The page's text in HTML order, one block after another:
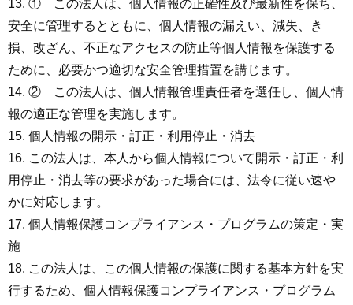
① この法人は、個人情報の正確性及び最新性を保ち、
安全に管理するとともに、個人情報の漏えい、減失、き
損、改ざん、不正なアクセスの防止等個人情報を保護する
ために、必要かつ適切な安全管理措置を講じます。
② この法人は、個人情報管理責任者を選任し、個人情
報の適正な管理を実施します。
個人情報の開示・訂正・利用停止・消去
この法人は、本人から個人情報について開示・訂正・利
用停止・消去等の要求があった場合には、法令に従い速や
かに対応します。
個人情報保護コンプライアンス・プログラムの策定・実
施
この法人は、この個人情報の保護に関する基本方針を実
行するため、個人情報保護コンプライアンス・プログラム